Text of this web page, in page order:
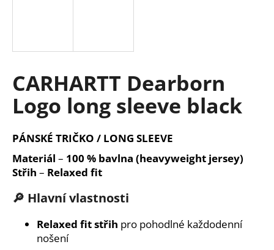
CARHARTT Dearborn
Logo long sleeve black
PÁNSKÉ TRIČKO / LONG SLEEVE
Materiál – 100 % bavlna (heavyweight jersey)
Střih – Relaxed fit
🔎 Hlavní vlastnosti
Relaxed fit střih pro pohodlné každodenní
nošení
í
?
HLEDAT
D